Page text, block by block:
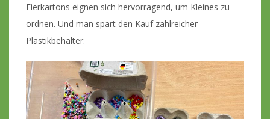
Eierkartons eignen sich hervorragend, um Kleines zu
ordnen. Und man spart den Kauf zahlreicher
Plastikbehälter.